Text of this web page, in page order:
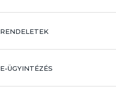
RENDELETEK
E-ÜGYINTÉZÉS